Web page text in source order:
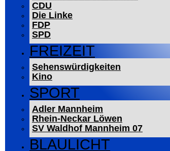
CDU
Die Linke
FDP
SPD
FREIZEIT
Sehenswürdigkeiten
Kino
SPORT
Adler Mannheim
Rhein-Neckar Löwen
SV Waldhof Mannheim 07
BLAULICHT